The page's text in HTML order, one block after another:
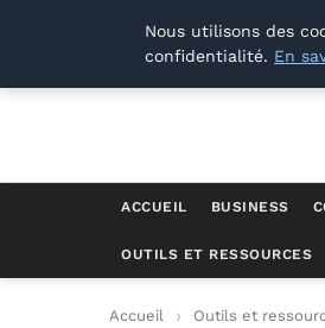
Lyon Photos
ACCUEIL BUSINESS
OUTILS ET RESSOURCES
Accueil Outils et
Nous utilisons des
confidentialité. En